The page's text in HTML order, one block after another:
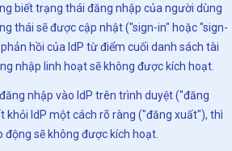
biết trạng thái đăng nhập của người dùng
thái sẽ được cập nhật ("sign-in" hoặc "sign-
hồi của IdP từ điểm cuối danh sách tài
nhập linh hoạt sẽ không được kích hoạt.
nhập vào IdP trên trình duyệt ("đăng
khỏi IdP một cách rõ ràng ("đăng xuất"), thì
sẽ không được kích hoạt.